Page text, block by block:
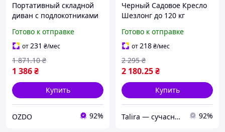
Портативный складной
диван с подлокотниками
решение для отдыха!
Готово к отправке
от231 ₴/мес
1 386₴
1 871.10 ₴
Купить
OZDO 92%
Черный Садовое Кресло
Шезлонг до 120 кг
Дачи Zero Gravity XXL (с
подстакаником)
Готово к отправке
от218₴/мес
2 180.25₴
2 295 ₴
Купить
Talira — сучасний онлайн-магазин. Відправка Новою Поштою по Україні. 92%